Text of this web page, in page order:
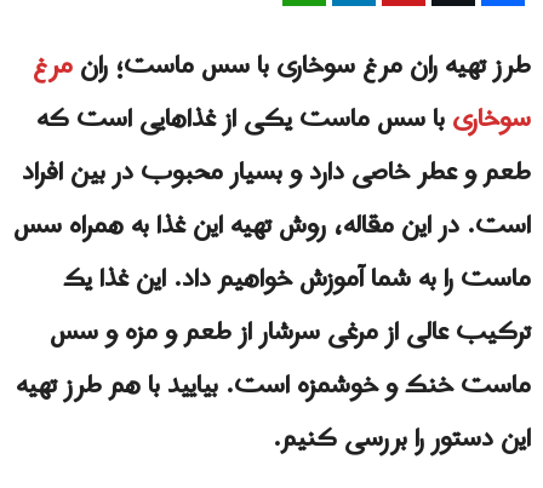
طرز تهیه ران مرغ سوخاری با سس ماست؛ رانمرغ
سوخاریبا سس ماست یکی از غذاهایی است که
طعم و عطر خاصی دارد و بسیار محبوب در بین افراد
است. در این مقاله، روش تهیه این غذا به همراه سس
ماست را به شما آموزش خواهیم داد. این غذا یک
ترکیب عالی از مرغی سرشار از طعم و مزه و سس
ماست خنک و خوشمزه است. بیایید با هم طرز تهیه
این دستور را بررسی کنیم.